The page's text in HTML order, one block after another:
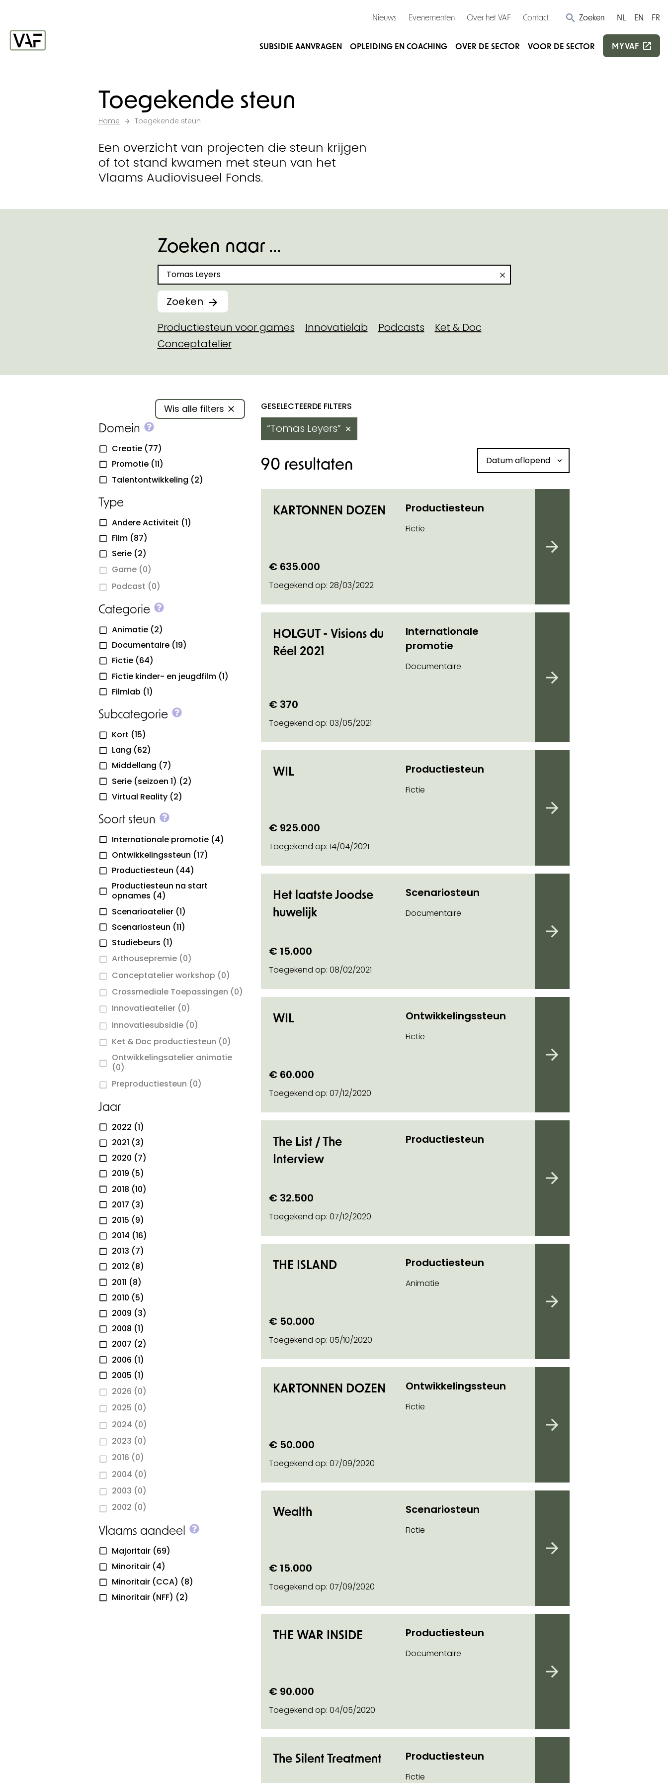
Nieuws Evenementen Over het VAF Contact Zoeken NL EN FR
SUBSIDIE AANVRAGEN OPLEIDING EN COACHING OVER DE SECTOR VOOR DE SECTOR MYVAF
Toegekende steun
Home Toegekende steun
Een overzicht van projecten die steun krijgen
of tot stand kwamen met steun van het
Vlaams Audiovisueel Fonds.
Zoeken naar ...
Zoeken naar
Zoeken
Productiesteun voor games
Innovatielab Podcasts
Ket & Doc
Conceptatelier
Filter binnen toegekende steun
Wis alle filters
Domein More info on domein
Creatie (77)
Promotie (11)
Talentontwikkeling (2)
Type
Andere Activiteit (1)
Film (87)
Serie (2)
Game (0)
Podcast (0)
Categorie More info on categorie
Animatie (2)
Documentaire (19)
Fictie (64)
Fictie kinder- en jeugdfilm (1)
Filmlab (1)
Subcategorie More info on
Kort (15)
Lang (62)
Middellang (7)
Serie (seizoen 1) (2)
Virtual Reality (2)
Soort steun More info on soort steun
Internationale promotie (4)
Ontwikkelingssteun (17)
Productiesteun (44)
Productiesteun na start
opnames (4)
Scenarioatelier (1)
Scenariosteun (11)
Studiebeurs (1)
Arthousepremie (0)
Conceptatelier workshop (0)
Crossmediale Toepassingen (0)
Innovatieatelier (0)
Innovatiesubsidie (0)
Ket & Doc productiesteun (0)
Ontwikkelingsatelier animatie
(0)
Preproductiesteun (0)
Jaar
2022 (1)
2021 (3)
2020 (7)
2019 (5)
2018 (10)
2017 (3)
2015 (9)
2014 (16)
2013 (7)
2012 (8)
2011 (8)
2010 (5)
2009 (3)
2008 (1)
2007 (2)
2006 (1)
2005 (1)
2026 (0)
2025 (0)
2024 (0)
2023 (0)
2016 (0)
2004 (0)
2003 (0)
2002 (0)
Vlaams aandeel More info on
Majoritair (69)
Minoritair (4)
Minoritair (CCA) (8)
Minoritair (NFF) (2)
Resultaten
Tomas Leyers ✕
Sorteren op datum
90 resultaten
KARTONNEN DOZEN Productiesteun
Fictie
€ 635.000
Toegekend op: 28/03/2022
HOLGUT - Visions du
Réel 2021
Internationale
promotie
Documentaire
€ 370
Toegekend op: 03/05/2021
WIL Productiesteun
Fictie
€ 925.000
Toegekend op: 14/04/2021
Het laatste Joodse
huwelijk
Scenariosteun
Documentaire
€ 15.000
Toegekend op: 08/02/2021
WIL Ontwikkelingssteun
Fictie
€ 60.000
Toegekend op: 07/12/2020
The List / The
Interview
Productiesteun
€ 32.500
Toegekend op: 07/12/2020
THE ISLAND Productiesteun
Animatie
€ 50.000
Toegekend op: 05/10/2020
KARTONNEN DOZEN Ontwikkelingssteun
Fictie
€ 50.000
Toegekend op: 07/09/2020
Wealth Scenariosteun
Fictie
€ 15.000
Toegekend op: 07/09/2020
THE WAR INSIDE Productiesteun
Documentaire
€ 90.000
Toegekend op: 04/05/2020
The Silent Treatment Productiesteun
Fictie